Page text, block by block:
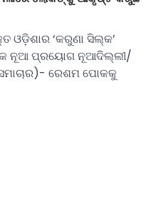
ଓଡ଼ିଶାର ‘କରୁଣା ସିଲ୍କ’
ନୂଆ ପ୍ରୟୋଗ ନୂଆଦିଲ୍ଲୀ/
ରେଶମ ପୋକକୁ